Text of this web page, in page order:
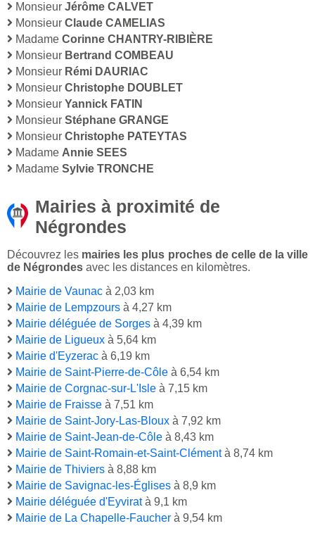
Monsieur Jérôme CALVET
Monsieur Claude CAMELIAS
Madame Corinne CHANTRY-RIBIÈRE
Monsieur Bertrand COMBEAU
Monsieur Rémi DAURIAC
Monsieur Christophe DOUBLET
Monsieur Yannick FATIN
Monsieur Stéphane GRANGE
Monsieur Christophe PATEYTAS
Madame Annie SEES
Madame Sylvie TRONCHE
Mairies à proximité de
Négrondes
Découvrez les mairies les plus proches de celle de la ville
de Négrondes avec les distances en kilomètres.
Mairie de Vaunac à 2,03 km
Mairie de Lempzours à 4,27 km
Mairie déléguée de Sorges à 4,39 km
Mairie de Ligueux à 5,64 km
Mairie d'Eyzerac à 6,19 km
Mairie de Saint-Pierre-de-Côle à 6,54 km
Mairie de Corgnac-sur-L'Isle à 7,15 km
Mairie de Fraisse à 7,51 km
Mairie de Saint-Jory-Las-Bloux à 7,92 km
Mairie de Saint-Jean-de-Côle à 8,43 km
Mairie de Saint-Romain-et-Saint-Clémentà 8,74 km
Mairie de Thiviers à 8,88 km
Mairie de Savignac-les-Églises à 8,9 km
Mairie déléguée d'Eyviratà 9,1 km
Mairie de La Chapelle-Faucher à 9,54 km